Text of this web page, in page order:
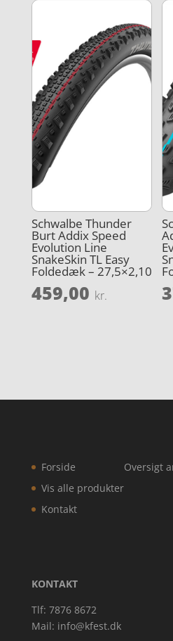
Schwalbe Thunder
Burt Addix Speed
Evolution Line
SnakeSkin TL Easy
Foldedæk – 27,5×2,10
459,00 kr.
Forside
Vis alle produkter
Kontakt
Oversigt
KONTAKT
Tlf: 7876 8672
Mail: info@kfest.dk